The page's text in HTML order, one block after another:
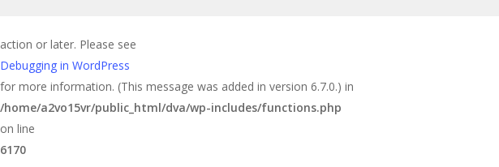
action or later. Please see
Debugging in WordPress
for more information. (This message was added in version 6.7.0.) in
/home/a2vo15vr/public_html/dva/wp-includes/functions.php
on line
6170